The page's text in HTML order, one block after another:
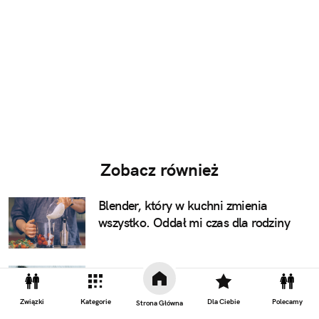
Związki Kategorie Strona Główna Dla Ciebie Polecamy
Zobacz również
Blender, który w kuchni zmienia
wszystko. Oddał mi czas dla rodziny
Ojcowie zawiedli. Cyfrowe matki
pilnują dzieci nad ekranami i musimy
coś zrobić, by to naprawić